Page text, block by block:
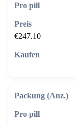
€247.10